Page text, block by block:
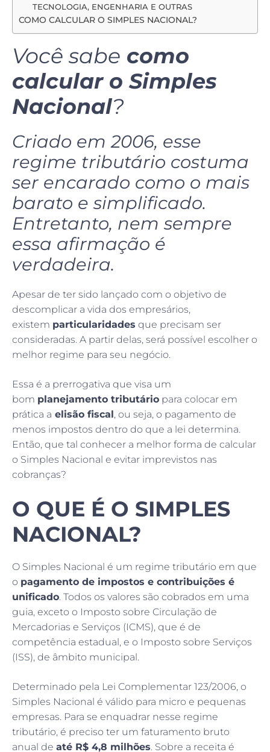
TECNOLOGIA, ENGENHARIA E OUTRAS
COMO CALCULAR O SIMPLES NACIONAL?
Você sabe como
calcular o Simples
Nacional?
Criado em 2006, esse
regime tributário costuma
ser encarado como o mais
barato e simplificado.
Entretanto, nem sempre
essa afirmação é
verdadeira.
Apesar de ter sido lançado com o objetivo de
descomplicar a vida dos empresários,
existem particularidades que precisam ser
consideradas. A partir delas, será possível escolher o
melhor regime para seu negócio.
Essa é a prerrogativa que visa um
bom planejamento tributário para colocar em
prática a elisão fiscal, ou seja, o pagamento de
menos impostos dentro do que a lei determina.
Então, que tal conhecer a melhor forma de calcular
o Simples Nacional e evitar imprevistos nas
cobranças?
O QUE É O SIMPLES
NACIONAL?
O Simples Nacional é um regime tributário em que
o pagamento de impostos e contribuições é
unificado. Todos os valores são cobrados em uma
guia, exceto o Imposto sobre Circulação de
Mercadorias e Serviços (ICMS), que é de
competência estadual, e o Imposto sobre Serviços
(ISS), de âmbito municipal.
Determinado pela Lei Complementar 123/2006, o
Simples Nacional é válido para micro e pequenas
empresas. Para se enquadrar nesse regime
tributário, é preciso ter um faturamento bruto
anual de até R$ 4,8 milhões. Sobre a receita é